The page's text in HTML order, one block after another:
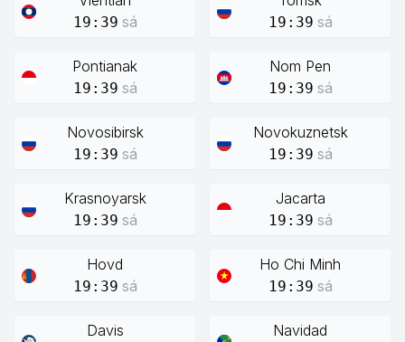
19:39 sá 19:39 sá
Pontianak
19:39 sá
Nom Pen
19:39 sá
Novosibirsk
19:39 sá
Novokuznetsk
19:39 sá
Krasnoyarsk
19:39 sá
Jacarta
19:39 sá
Hovd
19:39 sá
Ho Chi Minh
19:39 sá
Davis Navidad